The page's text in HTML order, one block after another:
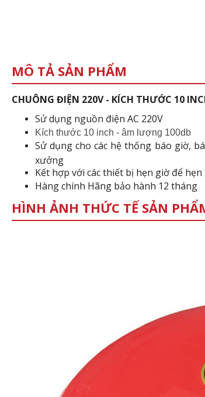
MÔ TẢ SẢN PHẨM
CHUÔNG ĐIỆN 220V - KÍCH THƯỚC 10
Sử dụng nguồn điện AC 220V
Kích thước 10 inch - âm lượng 100db
Sử dụng cho các hệ thống báo giờ,
xưởng
Kết hợp với các thiết bị hẹn giờ để
Hàng chính Hãng bảo hành 12 tháng
HÌNH ẢNH THỨC TẾ SẢN